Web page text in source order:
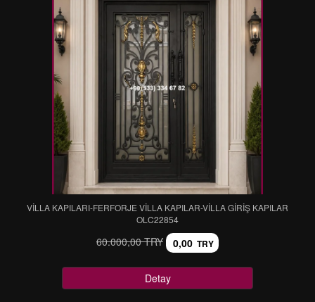
VİLLA KAPILARI-FERFORJE VİLLA KAPILAR-VİLLA GİRİŞ KAPILAR
OLC22854
60.000,00 TRY 0,00 TRY
Detay